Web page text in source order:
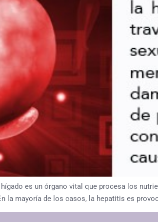
es un órgano vital que procesa los
la mayoría de los casos, la hepatitis es